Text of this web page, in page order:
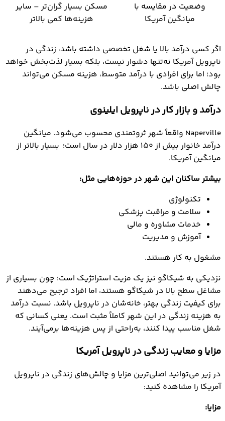
وضعیت در مقایسه با
میانگین آمریکا
مسکن بسیار گران‌تر – سایر
هزینه‌ها کمی بالاتر
اگر کسی درآمد بالا یا شغل تخصصی داشته باشد، زندگی در
ناپرویل آمریکا نه‌تنها دشوار نیست، بلکه بسیار لذت‌بخش خواهد
بود؛ اما برای افرادی با درآمد متوسط، هزینه مسکن می‌تواند
چالش اصلی باشد.
درآمد و بازار کار در ناپرویل ایلینوی
Naperville واقعاً شهر ثروتمندی محسوب می‌شود. میانگین
درآمد خانوار بیش از ۱۵۰ هزار دلار در سال است؛ بسیار بالاتر از
میانگین آمریکا.
بیشتر ساکنان این شهر در حوزه‌هایی مثل:
تکنولوژی
سلامت و مراقبت پزشکی
خدمات مشاوره و مالی
آموزش و مدیریت
مشغول به کار هستند.
نزدیکی به شیکاگو نیز یک مزیت استراتژیک است؛ چون بسیاری از
مشاغل سطح بالا در شیکاگو هستند، اما افراد ترجیح می‌دهند
برای کیفیت زندگی بهتر، خانه‌شان در ناپرویل باشد. نسبت درآمد
به هزینه زندگی در این شهر کاملاً مثبت است. یعنی کسانی که
شغل مناسب پیدا کنند، به‌راحتی از پس هزینه‌ها برمی‌آیند.
مزایا و معایب زندگی در ناپرویل آمریکا
در زیر می‌توانید اصلی‌ترین مزایا و چالش‌های زندگی در ناپرویل
آمریکا را مشاهده کنید:
مزایا: